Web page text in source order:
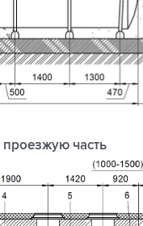
часть